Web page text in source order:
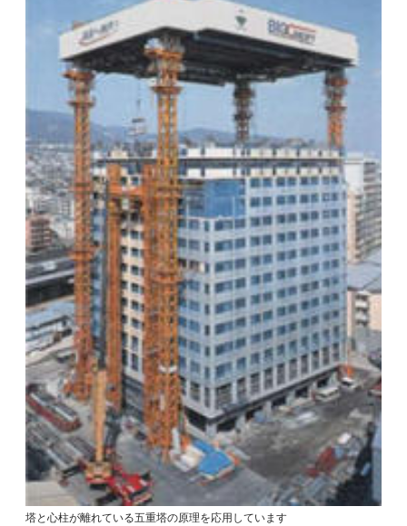
塔と心柱が離れている五重塔の原理を応用しています